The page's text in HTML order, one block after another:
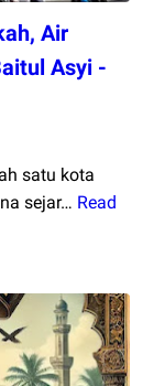
Air
Asyi -
satu kota
sejar… Read